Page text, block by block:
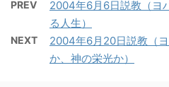
者も生れていた。その律
法の教師エズラが祖国に
律法を公布するために帰
国した。バビロンからエ
パウロの名によって書か
れているが、用語と文
体、思想内容から、パウ
ロ自身の手になるもので
PREV
2004年6月6日説教（ヨ
る人生）
NEXT
2004年6月20日説教（
か、神の栄光か）